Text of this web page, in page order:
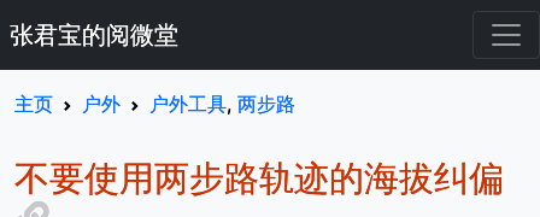
张君宝的阅微堂
主页 户外 户外工具, 两步路
不要使用两步路轨迹的海拔纠偏